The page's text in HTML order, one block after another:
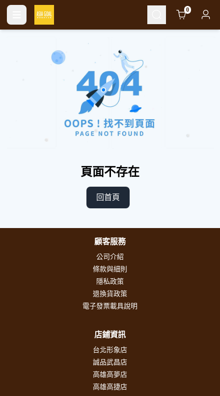
Cart 0
頁面不存在
回首頁
顧客服務
公司介紹
條款與細則
隱私政策
退換貨政策
電子發票載具說明
店鋪資訊
台北形象店
誠品武昌店
高雄高夢店
高雄高捷店